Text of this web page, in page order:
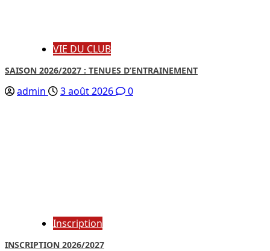
VIE DU CLUB
SAISON 2026/2027 : TENUES D’ENTRAINEMENT
admin 3 août 2026 0
Inscription
INSCRIPTION 2026/2027